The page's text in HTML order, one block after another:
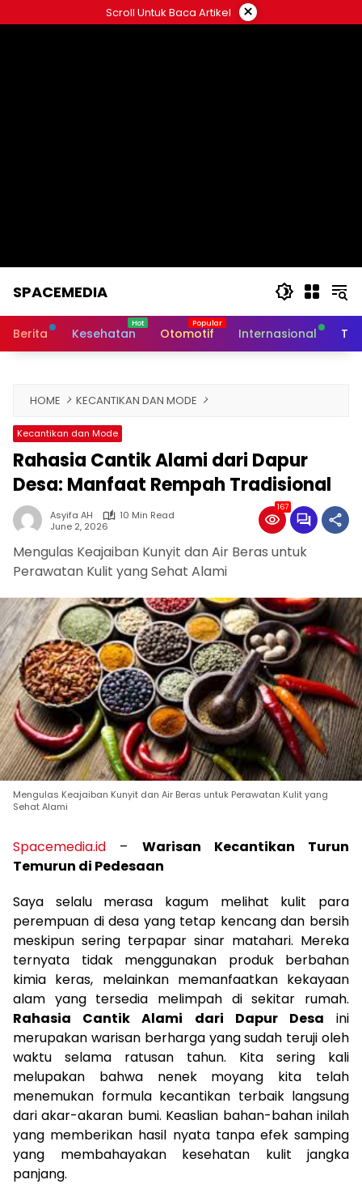
to
Scroll Untuk Baca Artikel ×
SPACEMEDIA
Berita Kesehatan Otomotif Internasional
HOME KECANTIKAN DAN MODE
Kecantikan dan Mode
Rahasia Cantik Alami dari Dapur
Desa: Manfaat Rempah Tradisional
Asyifa AH
10 Min Read
June 2, 2026
167
Mengulas Keajaiban Kunyit dan Air Beras untuk
Perawatan Kulit yang Sehat Alami
Mengulas Keajaiban Kunyit dan Air Beras untuk Perawatan Kulit yang
Sehat Alami
Spacemedia.id – Warisan Kecantikan Turun
Temurun di Pedesaan
Saya selalu merasa kagum melihat kulit para
perempuan di desa yang tetap kencang dan bersih
meskipun sering terpapar sinar matahari. Mereka
ternyata tidak menggunakan produk berbahan
kimia keras, melainkan memanfaatkan kekayaan
alam yang tersedia melimpah di sekitar rumah.
Rahasia Cantik Alami dari Dapur Desa ini
merupakan warisan berharga yang sudah teruji oleh
waktu selama ratusan tahun. Kita sering kali
melupakan bahwa nenek moyang kita telah
menemukan formula kecantikan terbaik langsung
dari akar-akaran bumi. Keaslian bahan-bahan inilah
yang memberikan hasil nyata tanpa efek samping
yang membahayakan kesehatan kulit jangka
panjang.